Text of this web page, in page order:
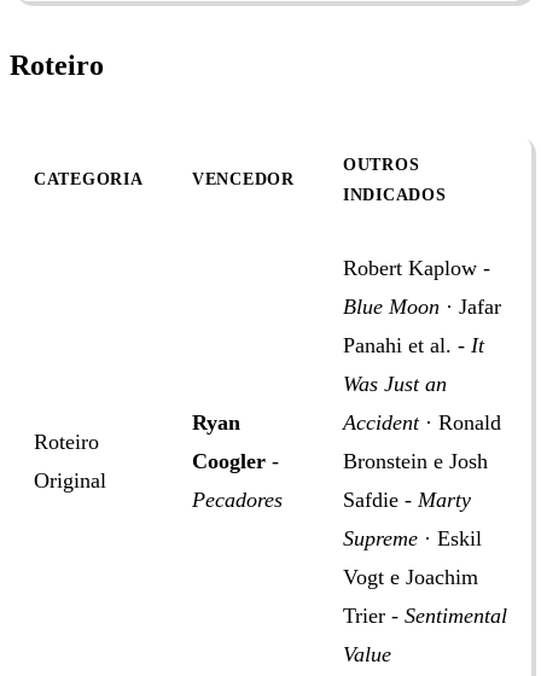
Roteiro
CATEGORIA VENCEDOR
OUTROS
INDICADOS
Roteiro
Original
Ryan
Coogler -
Pecadores
Robert Kaplow -
Blue Moon · Jafar
Panahi et al. - It
Was Just an
Accident· Ronald
Bronstein e Josh
Safdie - Marty
Supreme · Eskil
Vogt e Joachim
Trier - Sentimental
Value